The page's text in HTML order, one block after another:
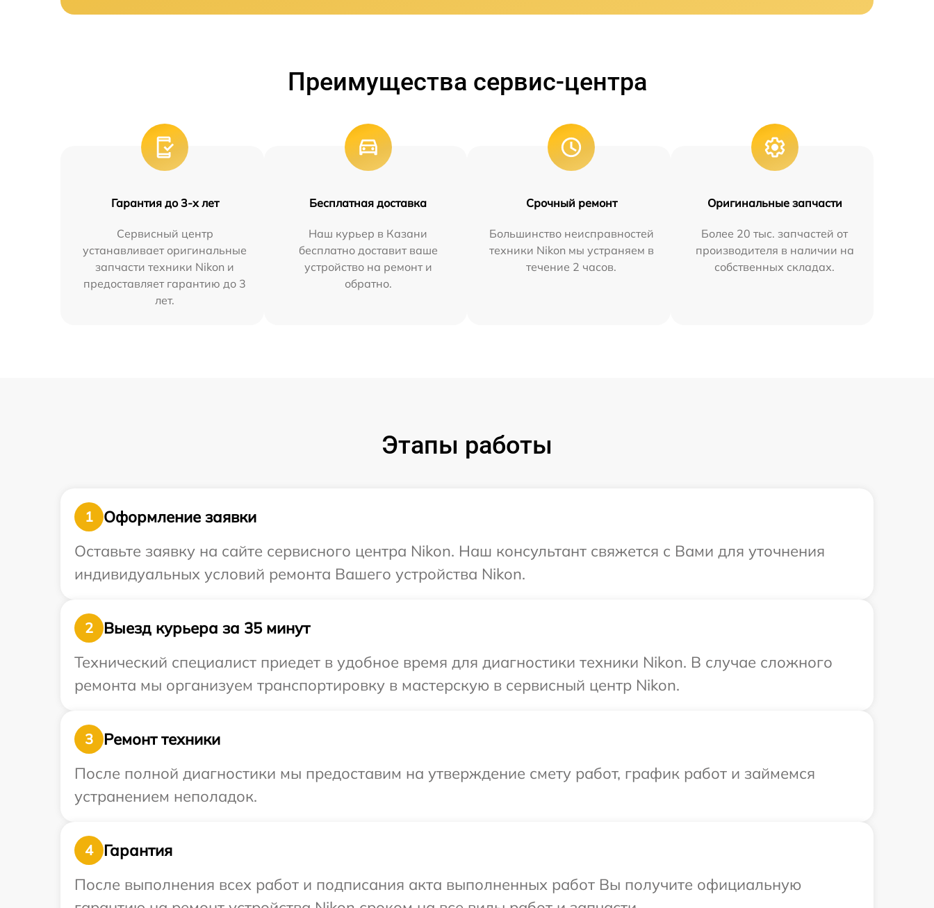
Преимущества сервис-центра
Гарантия до 3-х лет
Сервисный центр
устанавливает оригинальные
запчасти техники Nikon и
предоставляет гарантию до 3
лет.
Бесплатная доставка
Наш курьер в Казани
бесплатно доставит ваше
устройство на ремонт и
обратно.
Срочный ремонт
Большинство неисправностей
техники Nikon мы устраняем в
течение 2 часов.
Оригинальные запчасти
Более 20 тыс. запчастей от
производителя в наличии на
собственных складах.
Этапы работы
1
Оформление заявки
Оставьте заявку на сайте сервисного центра Nikon. Наш консультант свяжется с Вами для уточнения
индивидуальных условий ремонта Вашего устройства Nikon.
2
Выезд курьера за 35 минут
Технический специалист приедет в удобное время для диагностики техники Nikon. В случае сложного
ремонта мы организуем транспортировку в мастерскую в сервисный центр Nikon.
3
Ремонт техники
После полной диагностики мы предоставим на утверждение смету работ, график работ и займемся
устранением неполадок.
4
Гарантия
После выполнения всех работ и подписания акта выполненных работ Вы получите официальную